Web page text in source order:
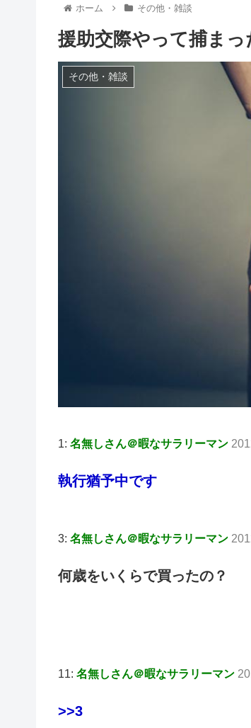
ホーム その他・雑談
援助交際やって捕まっ
その他・雑談
1: 名無しさん＠暇なサラリーマン
執行猶予中です
3: 名無しさん＠暇なサラリーマン
何歳をいくらで買ったの？
11: 名無しさん＠暇なサラリーマン
>>3